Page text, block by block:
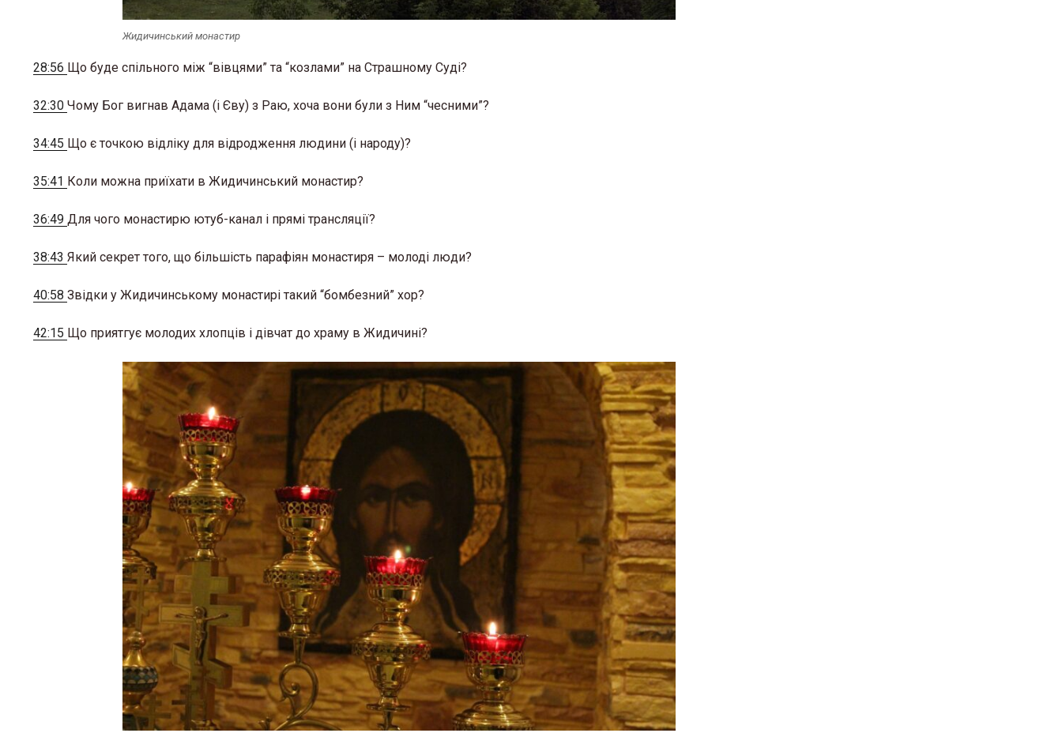
Жидичинський монастир
28:56 Що буде спільного між “вівцями” та “козлами” на Страшному Суді?
32:30 Чому Бог вигнав Адама (і Єву) з Раю, хоча вони були з Ним “чесними”?
34:45 Що є точкою відліку для відродження людини (і народу)?
35:41 Коли можна приїхати в Жидичинський монастир?
36:49 Для чого монастирю ютуб-канал і прямі трансляції?
38:43 Який секрет того, що більшість парафіян монастиря – молоді люди?
40:58 Звідки у Жидичинському монастирі такий “бомбезний” хор?
42:15 Що приятгує молодих хлопців і дівчат до храму в Жидичині?